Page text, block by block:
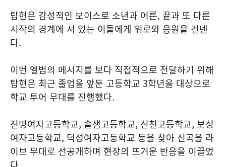
탑현은 감성적인 보이스로 소년과 어른, 끝과 또 다른
시작의 경계에 서 있는 이들에게 위로와 응원을 건넨
다.
이번 앨범의 메시지를 보다 직접적으로 전달하기 위해
탑현은 최근 졸업을 앞둔 고등학교 3학년을 대상으로
학교 투어 무대를 진행했다.
진명여자고등학교, 솔샘고등학교, 신천고등학교, 보성
여자고등학교, 덕성여자고등학교 등을 찾아 신곡을 라
이브 무대로 선공개하며 현장의 뜨거운 반응을 이끌었